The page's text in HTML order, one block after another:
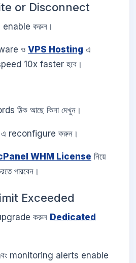
or Disconnect
করুন।
ও VPS Hosting এ
10x faster হবে।
ঠিক আছে কিনা দেখুন।
এ reconfigure করুন।
WHM License নিয়ে
পারবেন।
Exceeded
করুন Dedicated
monitoring alerts enable